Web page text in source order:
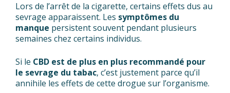
Lors de l’arrêt de la cigarette, certains effets dus au
sevrage apparaissent. Les symptômes du
manque persistent souvent pendant plusieurs
semaines chez certains individus.
Si le CBD est de plus en plus recommandé pour
le sevrage du tabac, c’est justement parce qu’il
annihile les effets de cette drogue sur l’organisme.